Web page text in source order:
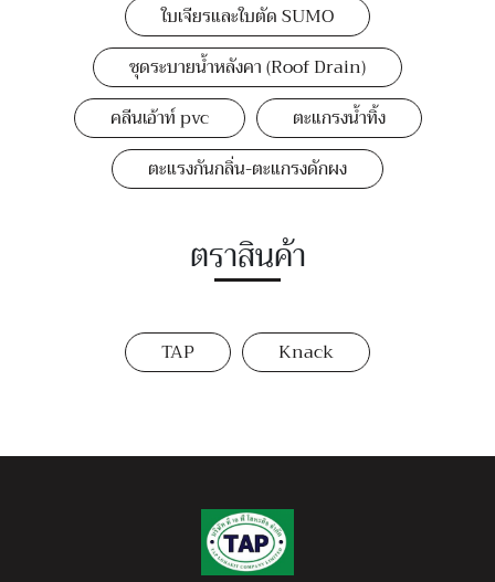
ใบเจียรและใบตัด SUMO
ชุดระบายน้ำหลังคา (Roof Drain)
คลีนเอ้าท์ pvc
ตะแกรงน้ำทิ้ง
ตะแรงกันกลิ่น-ตะแกรงดักผง
ตราสินค้า
TAP Knack